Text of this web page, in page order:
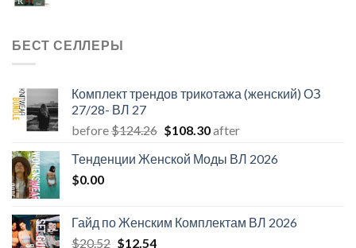
БЕСТ СЕЛЛЕРЫ
Комплект трендов трикотажа (женский) ОЗ
27/28- ВЛ 27
before$124.26 Первоначальная
составляла
$108.30Текущая
$108.30.
after
Тенденции Женской Моды ВЛ 2026
$0.00
Гайд по Женским Комплектам ВЛ 2026
$20.52 Первоначальная
$12.54Текущая